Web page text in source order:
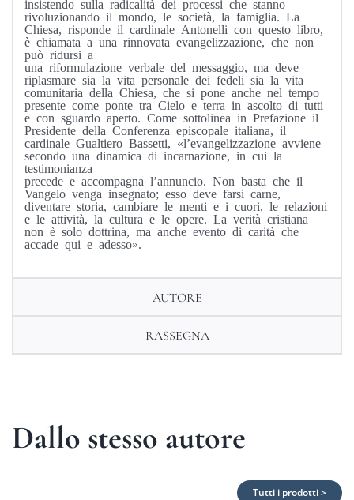
insistendo sulla radicalità dei processi che stanno
rivoluzionando il mondo, le società, la famiglia. La
Chiesa, risponde il cardinale Antonelli con questo libro,
è chiamata a una rinnovata evangelizzazione, che non
può ridursi a
una riformulazione verbale del messaggio, ma deve
riplasmare sia la vita personale dei fedeli sia la vita
comunitaria della Chiesa, che si pone anche nel tempo
presente come ponte tra Cielo e terra in ascolto di tutti
e con sguardo aperto. Come sottolinea in Prefazione il
Presidente della Conferenza episcopale italiana, il
cardinale Gualtiero Bassetti, «l’evangelizzazione avviene
secondo una dinamica di incarnazione, in cui la
testimonianza
precede e accompagna l’annuncio. Non basta che il
Vangelo venga insegnato; esso deve farsi carne,
diventare storia, cambiare le menti e i cuori, le relazioni
e le attività, la cultura e le opere. La verità cristiana
non è solo dottrina, ma anche evento di carità che
accade qui e adesso».
AUTORE
RASSEGNA
Dallo stesso autore
Tutti i prodotti >